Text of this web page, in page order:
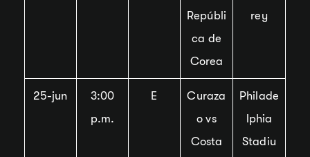
Repúbli
ca de
Corea
rey
25-jun
3:00
p.m.
E
Curaza
o vs
Costa
Philade
lphia
Stadiu